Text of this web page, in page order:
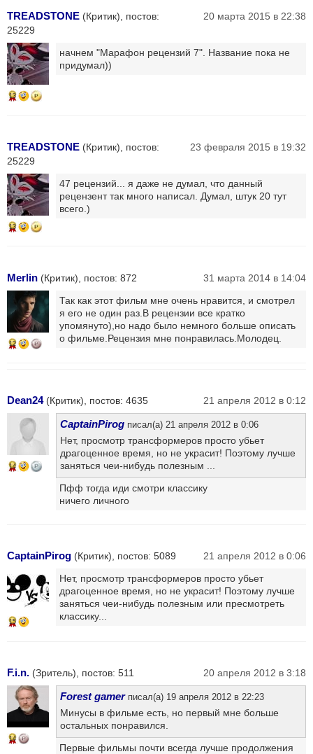
TREADSTONE (Критик), постов:
25229
20 марта 2015 в 22:38
13
начнем "Марафон рецензий 7". Название пока не
придумал))
TREADSTONE (Критик), постов:
25229
23 февраля 2015 в 19:32
13
47 рецензий... я даже не думал, что данный
рецензент так много написал. Думал, штук 20 тут
всего.)
Merlin (Критик), постов: 872 31 марта 2014 в 14:04
12
Так как этот фильм мне очень нравится, и смотрел
я его не один раз.В рецензии все кратко
упомянуто),но надо было немного больше описать
о фильме.Рецензия мне понравилась.Молодец.
Dean24(Критик), постов: 4635 21 апреля 2012 в 0:12
14
CaptainPirog писал(а) 21 апреля 2012 в 0:06
Нет, просмотр трансформеров просто убьет
драгоценное время, но не украсит! Поэтому лучше
заняться чеи-нибудь полезным ...
Пфф тогда иди смотри классику
ничего личного
CaptainPirog (Критик), постов: 5089 21 апреля 2012 в 0:06
15
Нет, просмотр трансформеров просто убьет
драгоценное время, но не украсит! Поэтому лучше
заняться чеи-нибудь полезным или пресмотреть
классику...
F.i.n. (Зритель), постов: 511 20 апреля 2012 в 3:18
14
Forest gamerписал(а) 19 апреля 2012 в 22:23
Минусы в фильме есть, но первый мне больше
остальных понравился.
Первые фильмы почти всегда лучше продолжения